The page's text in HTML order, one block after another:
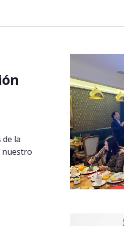
de la
nuestro